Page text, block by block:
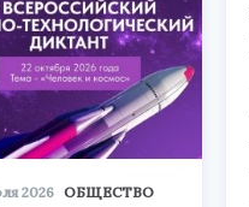
2026 ОБЩЕСТВО